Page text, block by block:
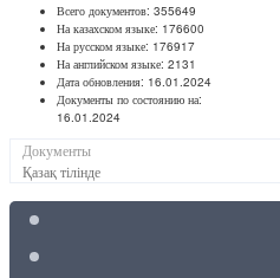
Всего документов: 355649
На казахском языке: 176600
На русском языке: 176917
На английском языке: 2131
Дата обновления: 16.01.2024
Документы по состоянию на:
16.01.2024
Документы
Қазақ тілінде